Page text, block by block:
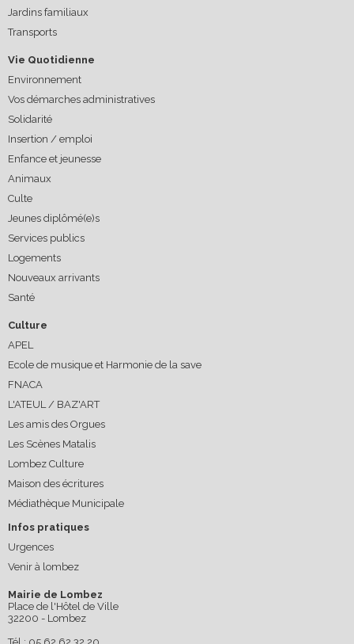
Jardins familiaux
Transports
Vie Quotidienne
Environnement
Vos démarches administratives
Solidarité
Insertion / emploi
Enfance et jeunesse
Animaux
Culte
Jeunes diplômé(e)s
Services publics
Logements
Nouveaux arrivants
Santé
Culture
APEL
Ecole de musique et Harmonie de la save
FNACA
L'ATEUL / BAZ'ART
Les amis des Orgues
Les Scènes Matalis
Lombez Culture
Maison des écritures
Médiathèque Municipale
Infos pratiques
Urgences
Venir à lombez
Mairie de Lombez
Place de l'Hôtel de Ville
32200 - Lombez